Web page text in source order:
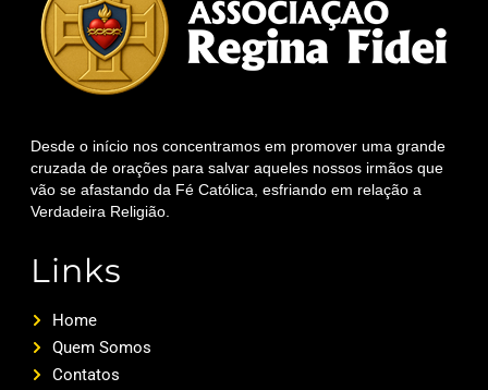
Desde o início nos concentramos em promover uma grande
cruzada de orações para salvar aqueles nossos irmãos que
vão se afastando da Fé Católica, esfriando em relação a
Verdadeira Religião.
Links
Home
Quem Somos
Contatos